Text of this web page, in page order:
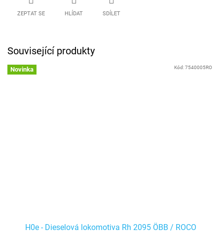
ZEPTAT SE HLÍDAT SDÍLET
Související produkty
Novinka
H0e - Dieselová lokomotiva Rh 2095 ÖBB / ROCO
Kód:7540005RO